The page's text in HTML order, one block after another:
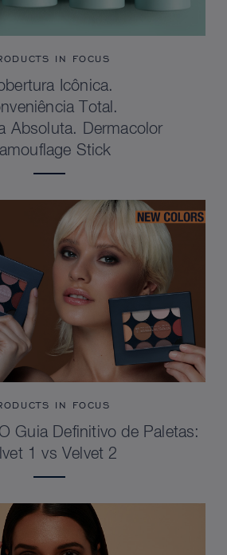
IN FOCUS
Icônica.
Total.
Absoluta. Dermacolor
Stick
IN FOCUS
Guia Definitivo de Paletas:
1 vs Velvet 2